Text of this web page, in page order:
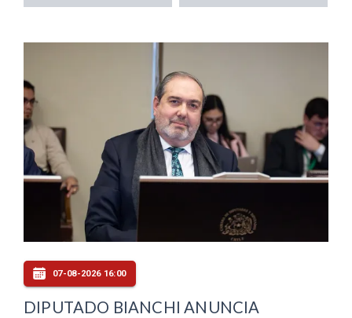
07-08-2026 16:00
DIPUTADO BIANCHI ANUNCIA